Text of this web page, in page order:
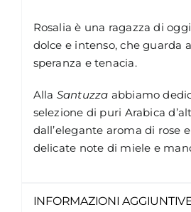
Rosalia è una ragazza di
dolce e intenso, che guarda
speranza e tenacia.
Alla Santuzza abbiamo
selezione di puri Arabica
dall’elegante aroma di rose
delicate note di miele e
INFORMAZIONI